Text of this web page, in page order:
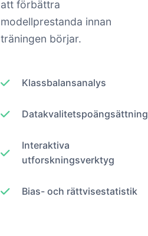
att förbättra
modellprestanda innan
träningen börjar.
Klassbalansanalys
Datakvalitetspoängsättning
Interaktiva
utforskningsverktyg
Bias- och rättvisestatistik